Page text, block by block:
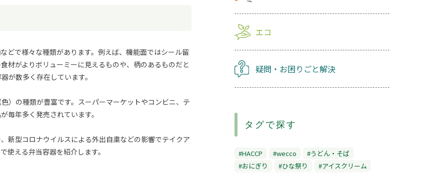
どで様々な種類があります。例えば、機能面ではシール留
材がよりボリューミーに見えるものや、柄のあるものだと
が数多く存在しています。
）の種類が豊富です。スーパーマーケットやコンビニ、テ
毎年多く発売されています。
新型コロナウイルスによる外出自粛などの影響でテイクア
使える弁当容器を紹介します。
エコ
疑問・お困りごと解決
タグで探す
#HACCP #wecco
#うどん・そば
#おにぎり
#ひな祭り
#アイスクリーム